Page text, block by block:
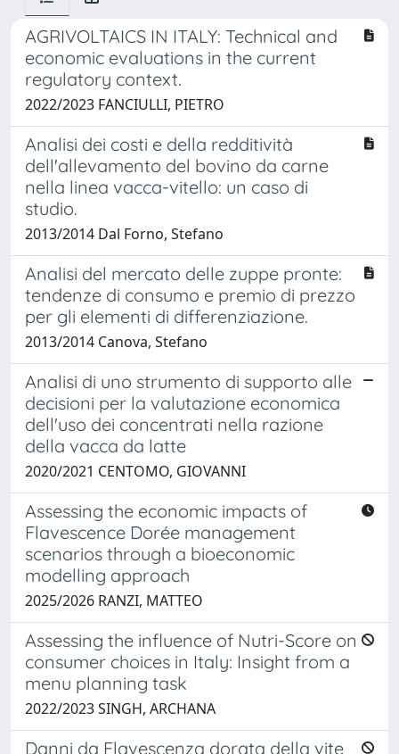
AGRIVOLTAICS IN ITALY: Technical and
economic evaluations in the current
regulatory context.
2022/2023 FANCIULLI, PIETRO
Analisi dei costi e della redditività
dell'allevamento del bovino da carne
nella linea vacca-vitello: un caso di
studio.
2013/2014 Dal Forno, Stefano
Analisi del mercato delle zuppe pronte:
tendenze di consumo e premio di prezzo
per gli elementi di differenziazione.
2013/2014 Canova, Stefano
Analisi di uno strumento di supporto alle
decisioni per la valutazione economica
dell'uso dei concentrati nella razione
della vacca da latte
2020/2021 CENTOMO, GIOVANNI
Assessing the economic impacts of
Flavescence Dorée management
scenarios through a bioeconomic
modelling approach
2025/2026 RANZI, MATTEO
Assessing the influence of Nutri-Score on
consumer choices in Italy: Insight from a
menu planning task
2022/2023 SINGH, ARCHANA
Danni da Flavescenza dorata della vite